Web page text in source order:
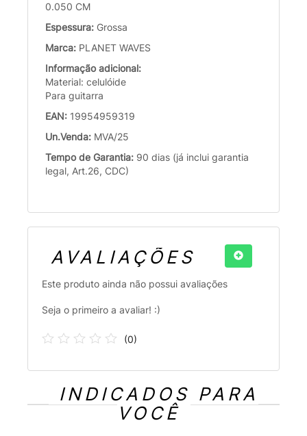
0.050 CM
Espessura: Grossa
Marca: PLANET WAVES
Informação adicional:
Material: celulóide
Para guitarra
EAN: 19954959319
Un.Venda: MVA/25
Tempo de Garantia: 90 dias (já inclui garantia
legal, Art.26, CDC)
AVALIAÇÕES
Este produto ainda não possui avaliações
Seja o primeiro a avaliar! :)
(0)
INDICADOS PARA
VOCÊ